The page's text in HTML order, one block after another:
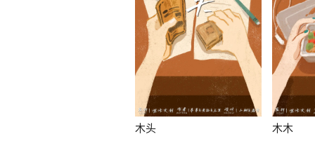
木头 木木